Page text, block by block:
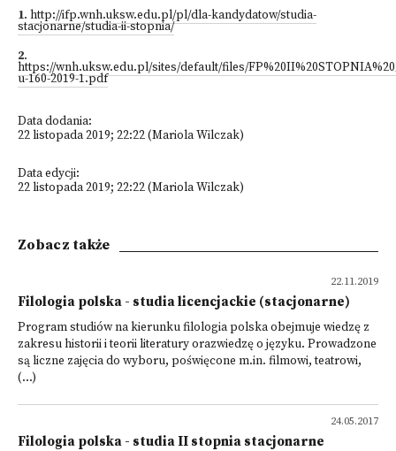
1. http://ifp.wnh.uksw.edu.pl/pl/dla-kandydatow/studia-
stacjonarne/studia-ii-stopnia/
2.
https://wnh.uksw.edu.pl/sites/default/files/
u-160-2019-1.pdf
Data dodania:
22 listopada 2019; 22:22 (Mariola Wilczak)
Data edycji:
22 listopada 2019; 22:22 (Mariola Wilczak)
Zobacz także
22.11.2019
Filologia polska - studia licencjackie (stacjonarne)
Program studiów na kierunku filologia polska obejmuje wiedzę z
zakresu historii i teorii literatury orazwiedzę o języku. Prowadzone
są liczne zajęcia do wyboru, poświęcone m.in. filmowi, teatrowi,
(...)
24.05.2017
Filologia polska - studia II stopnia stacjonarne